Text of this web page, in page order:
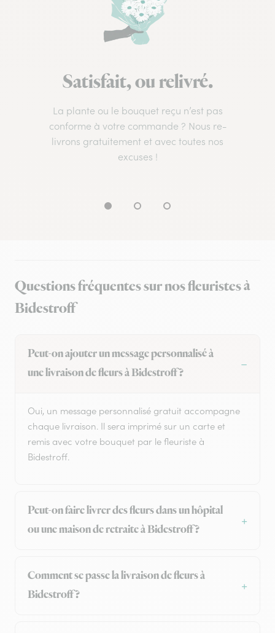
Satisfait, ou relivré.
La plante ou le bouquet reçu n’est pas
conforme à votre commande ? Nous re-
livrons gratuitement et avec toutes nos
excuses !
Questions fréquentes sur nos fleuristes à
Bidestroff
Peut-on ajouter un message personnalisé à
une livraison de fleurs à Bidestroff ?
Oui, un message personnalisé gratuit accompagne
chaque livraison. Il sera imprimé sur un carte et
remis avec votre bouquet par le fleuriste à
Bidestroff.
Peut-on faire livrer des fleurs dans un hôpital
ou une maison de retraite à Bidestroff ?
Comment se passe la livraison de fleurs à
Bidestroff ?